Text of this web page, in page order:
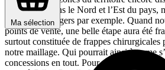
Ma sélection
notamment dans le Nord et l’Est du pays,
Ferrand ou Angers par exemple. Quand
points de vente, une belle étape aura été
surtout constituée de frappes chirurgicales
notre maillage. Qui pourrait ainsi à terme
concessions en tout. Pour atteindre cette